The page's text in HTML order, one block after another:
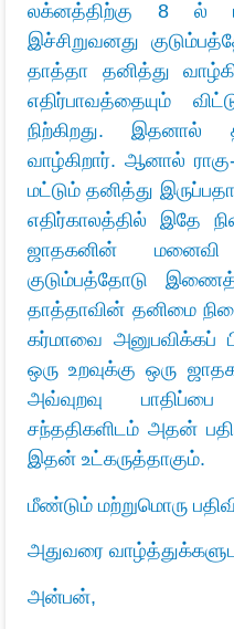
லக்னத்திற்கு 8 ல்
இச்சிறுவனது
தாத்தா தனித்து
எதிர்பாவத்தையும்
நிற்கிறது. இதனால்
வாழ்கிறார். ஆனால்
மட்டும் தனித்து
எதிர்காலத்தில் இதே
ஜாதகனின்
குடும்பத்தோடு
தாத்தாவின் தனிமை
கர்மாவை அனுபவிக்கப்
ஒரு உறவுக்கு ஒரு
அவ்வுறவு
சந்ததிகளிடம் அதன்
இதன் உட்கருத்தாகும்.
மீண்டும் மற்றுமொரு
அதுவரை
அன்பன்,